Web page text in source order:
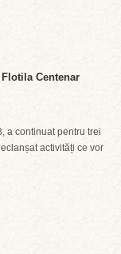
Centenar
a continuat pentru trei
activități ce vor